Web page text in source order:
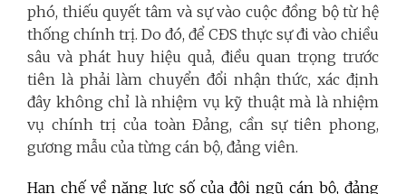
phó, thiếu quyết tâm và sự vào cuộc đồng bộ từ hệ
thống chính trị. Do đó, để CĐS thực sự đi vào chiều
sâu và phát huy hiệu quả, điều quan trọng trước
tiên là phải làm chuyển đổi nhận thức, xác định
đây không chỉ là nhiệm vụ kỹ thuật mà là nhiệm
vụ chính trị của toàn Đảng, cần sự tiên phong,
gương mẫu của từng cán bộ, đảng viên.
Hạn chế về năng lực số của đội ngũ cán bộ, đảng